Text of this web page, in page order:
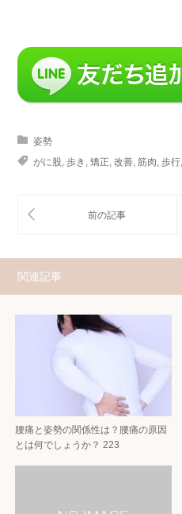
姿勢
がに股 歩き 矯正 改善 筋肉 歩行
関連記事
腰痛と姿勢の関係性は？腰痛の原因
とは何でしょうか？ 223